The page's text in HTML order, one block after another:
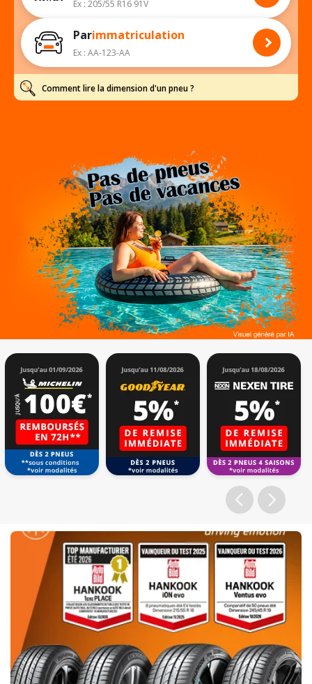
Ex : 205/55 R16 91V
Parimmatriculation
Ex : AA-123-AA
Comment lire la dimension d'un pneu ?